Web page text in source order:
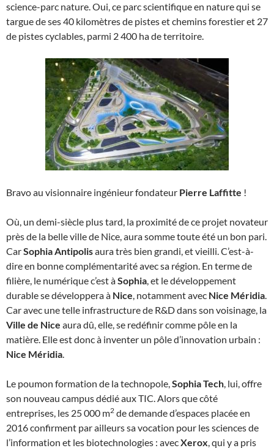
science-parc nature. Oui, ce parc scientifique en nature qui se
targue de ses 40 kilomètres de pistes et chemins forestier et 27
de pistes cyclables, parmi 2 400 ha de territoire.
Bravo au visionnaire ingénieur fondateur Pierre Laffitte !
Où, un demi-siècle plus tard, la proximité de ce projet novateur
près de la belle ville de Nice, aura somme toute été un bon pari.
CarSophia Antipolisaura très bien grandi, et vieilli. C’est-à-
dire en bonne complémentarité avec sa région. En terme de
filière, le numérique c’est àSophia, et le développement
durable se développera à Nice, notamment avec Nice Méridia.
Car avec une telle infrastructure de R&D dans son voisinage, la
Ville de Nice aura dû, elle, se redéfinir comme pôle en la
matière. Elle est donc à inventer un pôle d’innovation urbain :
Nice Méridia.
Le poumon formation de la technopole,Sophia Tech, lui, offre
son nouveau campus dédié aux TIC. Alors que côté
entreprises, les 25 000 m2 de demande d’espaces placée en
2016 confirment par ailleurs sa vocation pour les sciences de
l’information et les biotechnologies : avecXerox, qui y a pris